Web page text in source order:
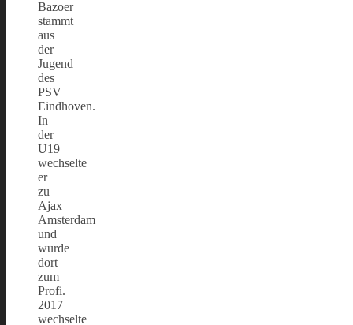
Bazoer
stammt
aus
der
Jugend
des
PSV
Eindhoven.
In
der
U19
wechselte
er
zu
Ajax
Amsterdam
und
wurde
dort
zum
Profi.
2017
wechselte